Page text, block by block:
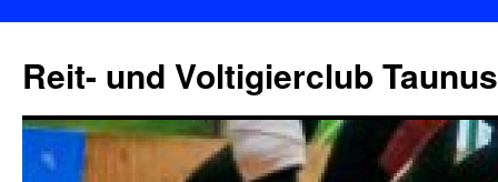
Reit- und Voltigierclub